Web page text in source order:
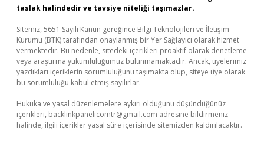
taslak halindedir ve tavsiye niteliği taşımazlar.
Sitemiz, 5651 Sayılı Kanun gereğince Bilgi Teknolojileri ve İletişim
Kurumu (BTK) tarafından onaylanmış bir Yer Sağlayıcı olarak hizmet
vermektedir. Bu nedenle, sitedeki içerikleri proaktif olarak denetleme
veya araştırma yükümlülüğümüz bulunmamaktadır. Ancak, üyelerimiz
yazdıkları içeriklerin sorumluluğunu taşımakta olup, siteye üye olarak
bu sorumluluğu kabul etmiş sayılırlar.
Hukuka ve yasal düzenlemelere aykırı olduğunu düşündüğünüz
içerikleri, backlinkpanelicomtr@gmail.com adresine bildirmeniz
halinde, ilgili içerikler yasal süre içerisinde sitemizden kaldırılacaktır.